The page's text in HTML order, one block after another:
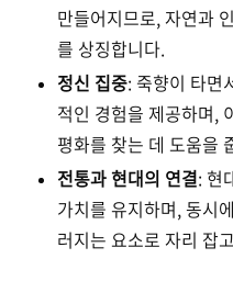
만들어지므로, 자연과
를 상징합니다.
정신 집중: 죽향이 타면
적인 경험을 제공하며,
평화를 찾는 데 도움을
전통과 현대의 연결: 현
가치를 유지하며, 동시
러지는 요소로 자리 잡